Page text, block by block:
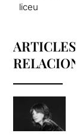
liceu
ARTICLES